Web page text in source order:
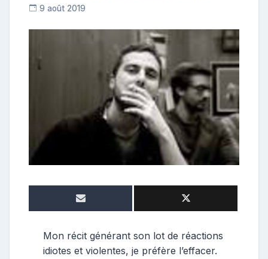
9 août 2019
s
u
Mon récit générant son lot de réactions
idiotes et violentes, je préfère l’effacer.